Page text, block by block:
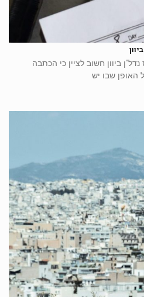
ביוון חשוב לציין כי הכתבה
האופן שבו יש